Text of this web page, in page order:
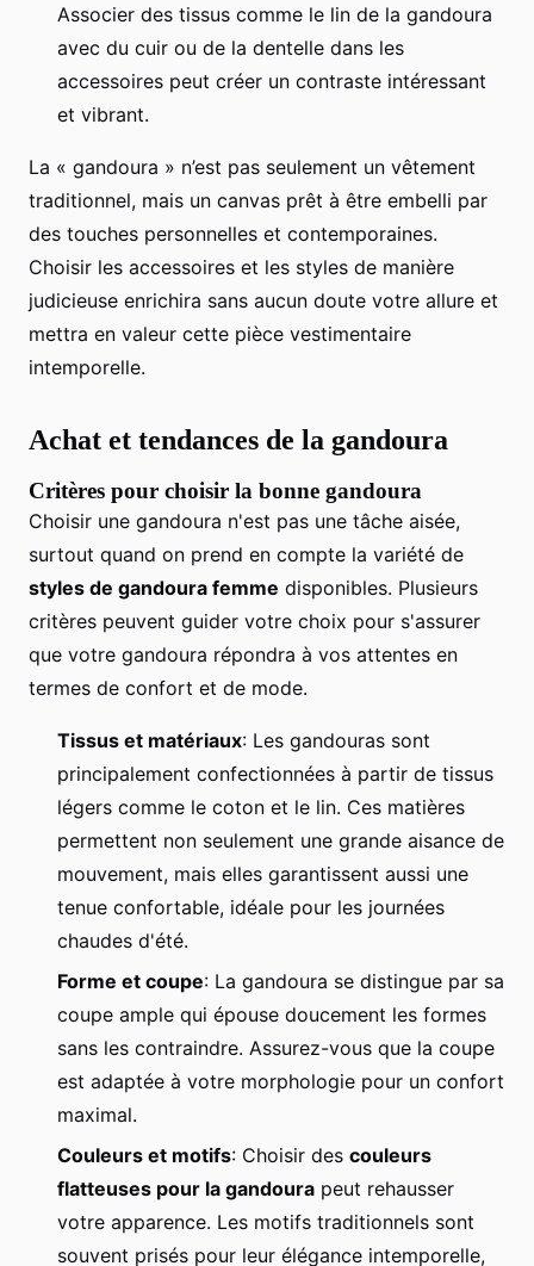
Associer des tissus comme le lin de la gandoura
avec du cuir ou de la dentelle dans les
accessoires peut créer un contraste intéressant
et vibrant.
La « ​gandoura » n’est pas seulement un vêtement
traditionnel, mais un canvas prêt à être embelli par
des touches personnelles et contemporaines.
Choisir les accessoires et les styles de manière
judicieuse enrichira sans aucun doute votre allure et
mettra en valeur cette pièce vestimentaire
intemporelle.
Achat et tendances de la gandoura
Critères pour choisir la bonne gandoura
Choisir une gandoura n'est pas une tâche aisée,
surtout quand on prend en compte la variété de
styles de gandoura femme disponibles. Plusieurs
critères peuvent guider votre choix pour s'assurer
que votre gandoura répondra à vos attentes en
termes de confort et de mode.
Tissus et matériaux: Les gandouras sont
principalement confectionnées à partir de tissus
légers comme le coton et le lin. Ces matières
permettent non seulement une grande aisance de
mouvement, mais elles garantissent aussi une
tenue confortable, idéale pour les journées
chaudes d'été.
Forme et coupe: La gandoura se distingue par sa
coupe ample qui épouse doucement les formes
sans les contraindre. Assurez-vous que la coupe
est adaptée à votre morphologie pour un confort
maximal.
Couleurs et motifs: Choisir des couleurs
flatteuses pour la gandoura peut rehausser
votre apparence. Les motifs traditionnels sont
souvent prisés pour leur élégance intemporelle,